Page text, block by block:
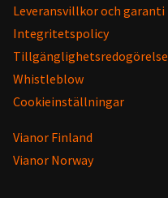
Leveransvillkor och garanti
Integritetspolicy
Tillgänglighetsredogörelse
Whistleblow
Cookieinställningar
Vianor Finland
Vianor Norway